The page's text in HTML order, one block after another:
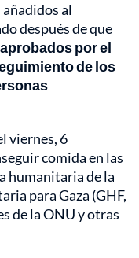
al
después de que
por el
de los
viernes, 6
comida en las
humanitaria de la
para Gaza (GHF,
de la ONU y otras